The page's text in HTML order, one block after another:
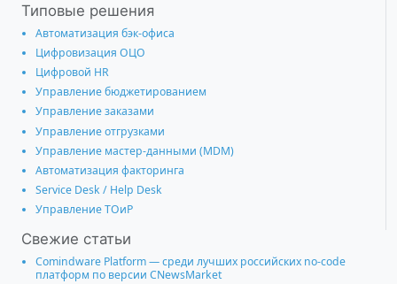
Типовые решения
Автоматизация бэк-офиса
Цифровизация ОЦО
Цифровой HR
Управление бюджетированием
Управление заказами
Управление отгрузками
Управление мастер-данными (MDM)
Автоматизация факторинга
Service Desk / Help Desk
Управление ТОиР
Свежие статьи
Comindware Platform — среди лучших российских no-code
платформ по версии CNewsMarket